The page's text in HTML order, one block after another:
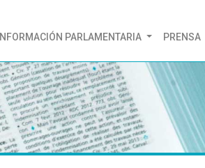
INFORMACIÓN PARLAMENTARIA PRENSA